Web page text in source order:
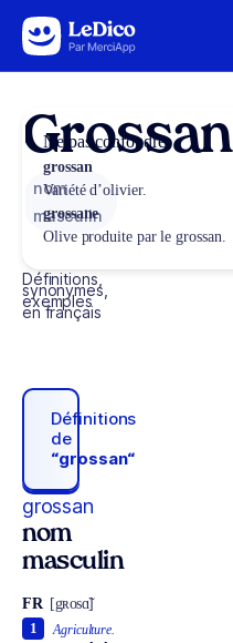
Aller au contenu
Grossan
nom
masculin
Définitions,
synonymes,
exemples
en français
Définitions
de
“grossan“
grossan
nom
masculin
FR [gʀosɑ̃]
Agriculture.
1
Ne pas confondre
grossan
Variété d’olivier.
grossane
Olive produite par le grossan.